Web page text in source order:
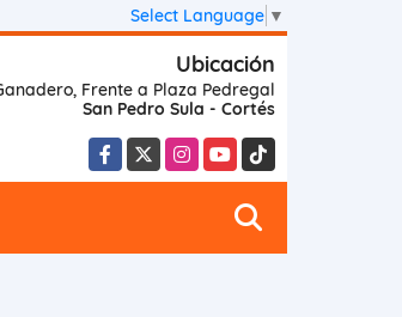
Select Language ▼
Ubicación
Frente a Plaza Pedregal
San Pedro Sula - Cortés
Facebook
X InstagramYouTubeTikTok